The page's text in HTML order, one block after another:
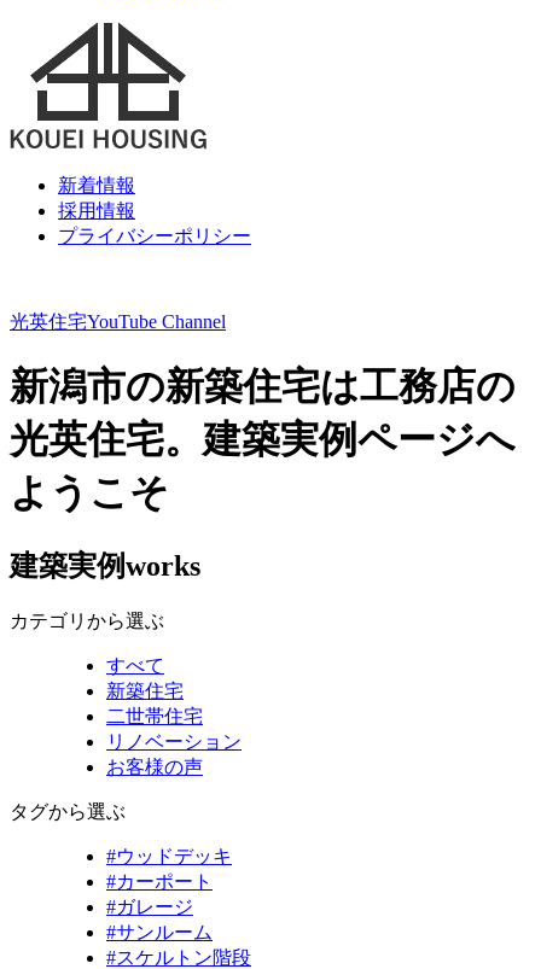
新着情報
採用情報
プライバシーポリシー
光英住宅YouTube Channel
新潟市の新築住宅は工務店の
光英住宅。建築実例ページへ
ようこそ
建築実例works
カテゴリから選ぶ
すべて
新築住宅
二世帯住宅
リノベーション
お客様の声
タグから選ぶ
#ウッドデッキ
#カーポート
#ガレージ
#サンルーム
#スケルトン階段